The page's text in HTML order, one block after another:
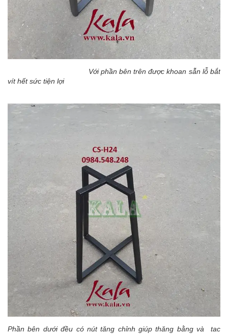
Với phần bên trên được khoan sẵn lỗ bắt
vít hết sức tiện lợi
Phần bên dưới đều có nút tăng chỉnh giúp thăng bằng và tac